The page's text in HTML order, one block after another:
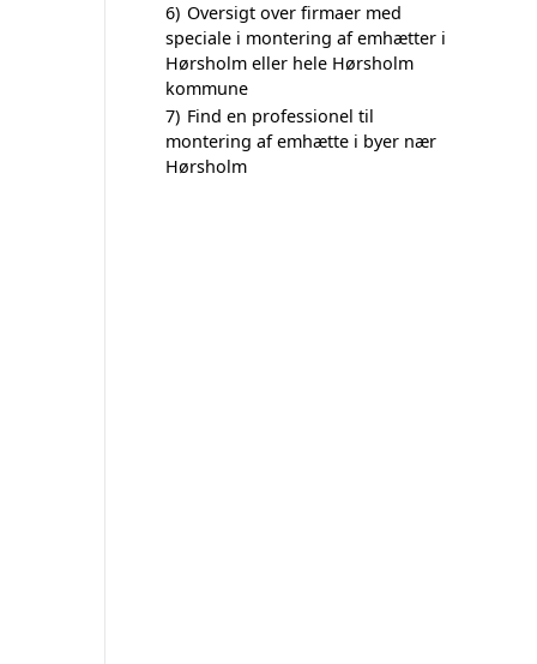
6) Oversigt over firmaer med
speciale i montering af emhætter i
Hørsholm eller hele Hørsholm
kommune
7) Find en professionel til
montering af emhætte i byer nær
Hørsholm